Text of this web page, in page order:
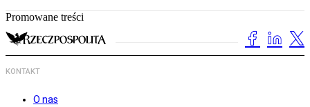
Promowane treści
KONTAKT
O nas